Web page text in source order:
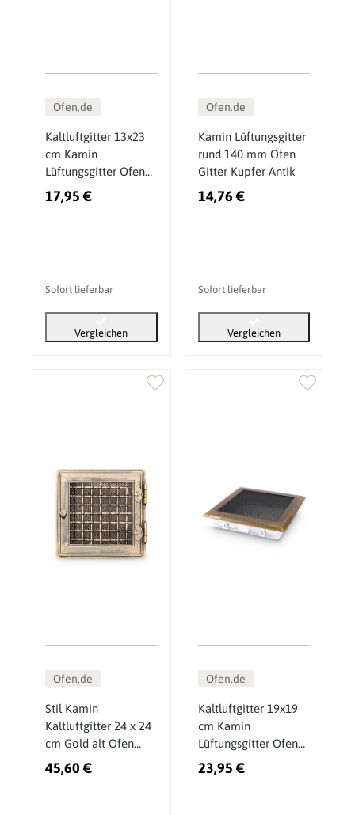
Ofen.de
Kaltluftgitter 13x23
cm Kamin
Lüftungsgitter Ofen
Gitter Gold Patina
17,95 €
Sofort lieferbar
Vergleichen
Ofen.de
Kamin Lüftungsgitter
rund 140 mm Ofen
Gitter Kupfer Antik
14,76 €
Sofort lieferbar
Vergleichen
Ofen.de
Stil Kamin
Kaltluftgitter 24 x 24
cm Gold alt Ofen
Gitter
45,60 €
Ofen.de
Kaltluftgitter 19x19
cm Kamin
Lüftungsgitter Ofen
Gitter Messing Alt
23,95 €